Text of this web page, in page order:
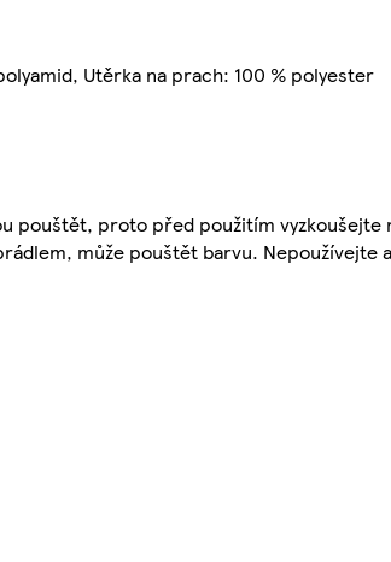
Utěrka na prach: 100 % polyester
pouštět, proto před použitím
může pouštět barvu. Nepoužívejte